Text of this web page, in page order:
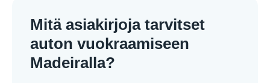
Mitä asiakirjoja tarvitset
auton vuokraamiseen
Madeiralla?